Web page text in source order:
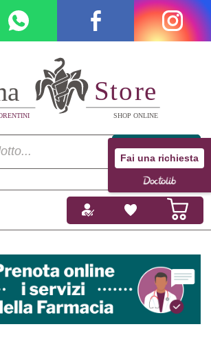
Fai una richiesta